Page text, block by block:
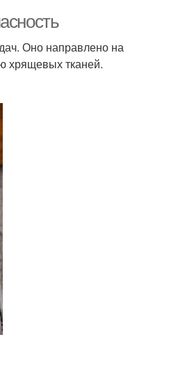
Оно направлено на
хрящевых тканей.